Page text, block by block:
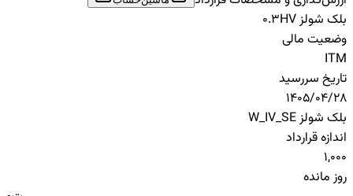
بلک شولز HV
0.3
وضعیت مالی
ITM
تاریخ سررسید
1405/04/28
بلک شولز W_IV_SE
اندازه قرارداد
1,000
روز مانده